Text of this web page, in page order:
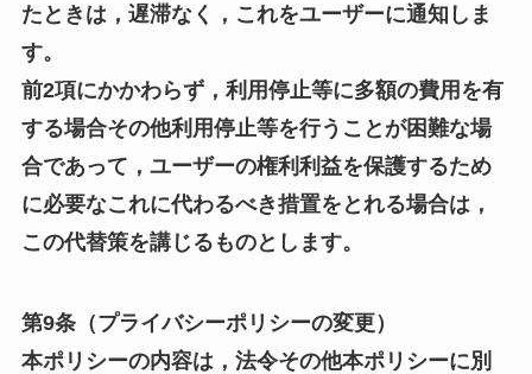
たときは，遅滞なく，これをユーザーに通知しま
す。
前2項にかかわらず，利用停止等に多額の費用を有
する場合その他利用停止等を行うことが困難な場
合であって，ユーザーの権利利益を保護するため
に必要なこれに代わるべき措置をとれる場合は，
この代替策を講じるものとします。
第9条（プライバシーポリシーの変更）
本ポリシーの内容は，法令その他本ポリシーに別